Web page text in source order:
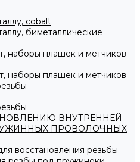
cobalt
биметаллические
наборы плашек и метчиков
наборы плашек и метчиков
ВНУТРЕННЕЙ
ПРОВОЛОЧНЫХ
восстановления резьбы